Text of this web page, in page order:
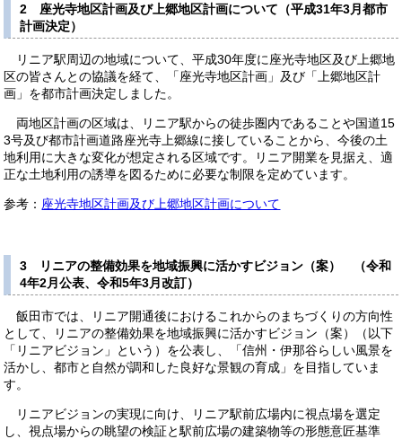
2 座光寺地区計画及び上郷地区計画について（平成31年3月都市
計画決定）
リニア駅周辺の地域について、平成30年度に座光寺地区及び上郷地
区の皆さんとの協議を経て、「座光寺地区計画」及び「上郷地区計
画」を都市計画決定しました。
両地区計画の区域は、リニア駅からの徒歩圏内であることや国道15
3号及び都市計画道路座光寺上郷線に接していることから、今後の土
地利用に大きな変化が想定される区域です。リニア開業を見据え、適
正な土地利用の誘導を図るために必要な制限を定めています。
参考： 座光寺地区計画及び上郷地区計画について
3 リニアの整備効果を地域振興に活かすビジョン（案） （令和
4年2月公表、令和5年3月改訂）
飯田市では、リニア開通後におけるこれからのまちづくりの方向性
として、リニアの整備効果を地域振興に活かすビジョン（案）（以下
「リニアビジョン」という）を公表し、「信州・伊那谷らしい風景を
活かし、都市と自然が調和した良好な景観の育成」を目指していま
す。
リニアビジョンの実現に向け、リニア駅前広場内に視点場を選定
し、視点場からの眺望の検証と駅前広場の建築物等の形態意匠基準